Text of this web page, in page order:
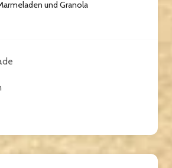
und Granola